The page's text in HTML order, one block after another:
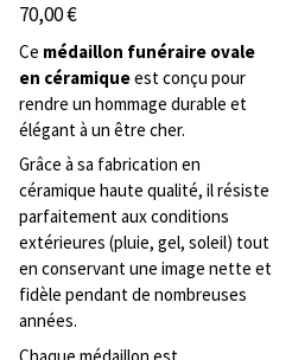
70,00 €
Ce médaillon funéraire ovale
en céramiqueest conçu pour
rendre un hommage durable et
élégant à un être cher.
Grâce à sa fabrication en
céramique haute qualité, il résiste
parfaitement aux conditions
extérieures (pluie, gel, soleil) tout
en conservant une image nette et
fidèle pendant de nombreuses
années.